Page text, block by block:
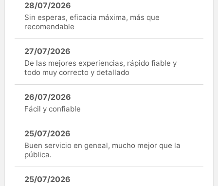
28/07/2026
Sin esperas, eficacia máxima, más que
recomendable
27/07/2026
De las mejores experiencias, rápido fiable y
todo muy correcto y detallado
26/07/2026
Fácil y confiable
25/07/2026
Buen servicio en geneal, mucho mejor que la
pública.
25/07/2026